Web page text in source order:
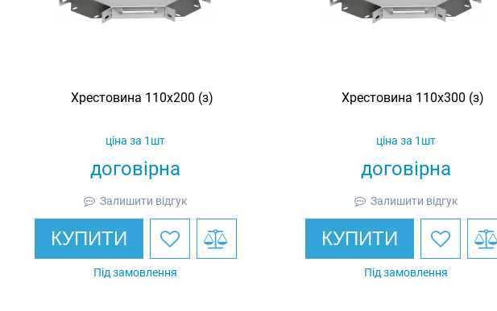
Хрестовина 110х200 (з)
договірна
ціна за 1шт
Залишити відгук
КУПИТИ
Під замовлення
Хрестовина 110х300 (з)
договірна
ціна за 1шт
Залишити відгук
КУПИТИ
Під замовлення